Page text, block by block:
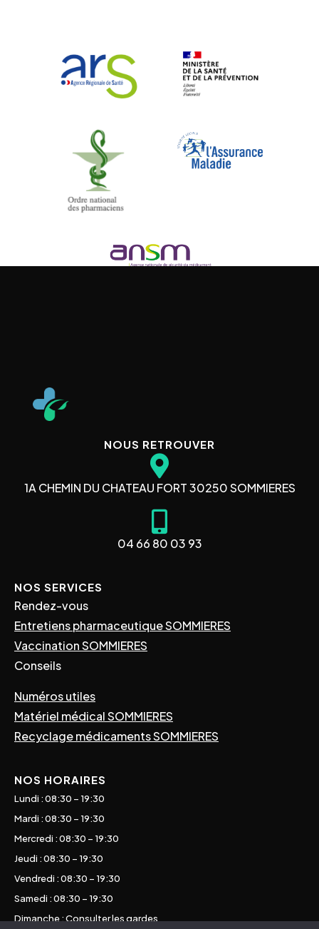
NOUS RETROUVER
1A CHEMIN DU CHATEAU FORT 30250 SOMMIERES
04 66 80 03 93
NOS SERVICES
Rendez-vous
Entretiens pharmaceutique SOMMIERES
Vaccination SOMMIERES
Conseils
Numéros utiles
Matériel médical SOMMIERES
Recyclage médicaments SOMMIERES
NOS HORAIRES
Lundi : 08:30 – 19:30
Mardi : 08:30 – 19:30
Mercredi : 08:30 – 19:30
Jeudi : 08:30 – 19:30
Vendredi : 08:30 – 19:30
Samedi : 08:30 – 19:30
Dimanche : Consulter les gardes